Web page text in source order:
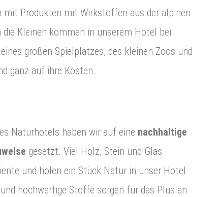
mit Produkten mit Wirkstoffen aus der alpinen
Kleinen kommen in unserem Hotel bei
großen Spielplatzes, des kleinen Zoos und
ganz auf ihre Kosten.
Naturhotels haben wir auf eine nachhaltige
gesetzt. Viel Holz, Stein und Glas
und holen ein Stück Natur in unser Hotel
hochwertige Stoffe sorgen für das Plus an